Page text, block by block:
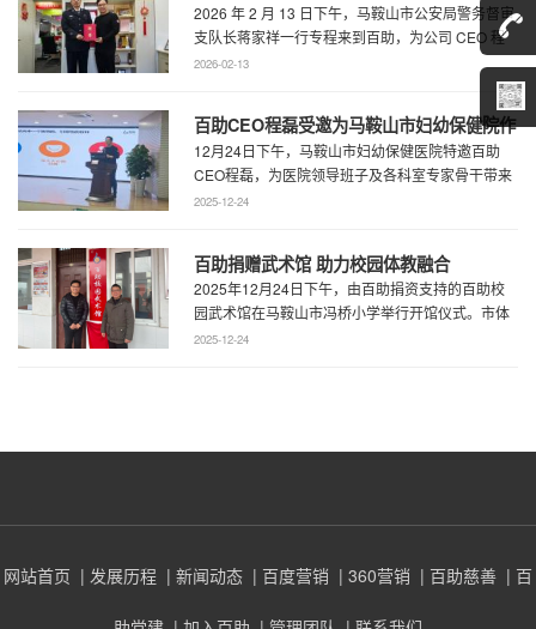
公安厅党风政风警风监督员
2026 年 2 月 13 日下午，马鞍山市公安局警务督审
支队长蒋家祥一行专程来到百助，为公司 CEO 程
磊现场颁发安徽省公安厅党风 ...
2026-02-13
百助CEO程磊受邀为马鞍山市妇幼保健院作
专题演讲 共绘“超越医疗”发展新蓝图
12月24日下午，马鞍山市妇幼保健医院特邀百助
CEO程磊，为医院领导班子及各科室专家骨干带来
了一场题为《预见趋势，定义未来——为 ...
2025-12-24
百助捐赠武术馆 助力校园体教融合
2025年12月24日下午，由百助捐资支持的百助校
园武术馆在马鞍山市冯桥小学举行开馆仪式。市体
育局王鹏处长、花山区教育局华俊局长、 ...
2025-12-24
网站首页 | 发展历程 | 新闻动态 | 百度营销 | 360营销 | 百助慈善 | 百